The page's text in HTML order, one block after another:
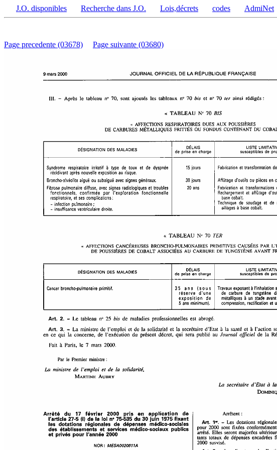
J.O. disponibles Recherche dans J.O. Lois,décrets codes AdmiNet
Page precedente (03678) Page suivante (03680)